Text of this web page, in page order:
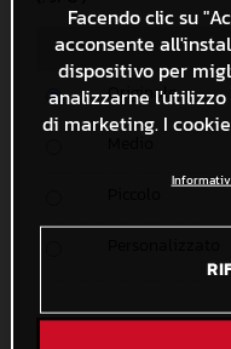
Originale
Medio
Facendo clic su
acconsente
dispositivo per
analizzarne
di marketing. I